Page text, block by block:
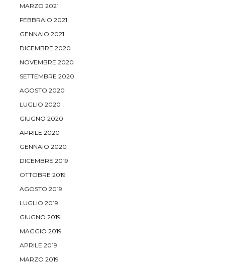
MARZO 2021
FEBBRAIO 2021
GENNAIO 2021
DICEMBRE 2020
NOVEMBRE 2020
SETTEMBRE 2020
AGOSTO 2020
LUGLIO 2020
GIUGNO 2020
APRILE 2020
GENNAIO 2020
DICEMBRE 2019
OTTOBRE 2019
AGOSTO 2019
LUGLIO 2019
GIUGNO 2019
MAGGIO 2019
APRILE 2019
MARZO 2019